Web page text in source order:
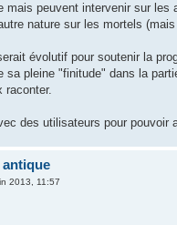
mais peuvent intervenir sur
nature sur les mortels
évolutif pour soutenir la
sa pleine "finitude" dans la
raconter.
des utilisateurs pour pouvoir
antique
2013, 11:57